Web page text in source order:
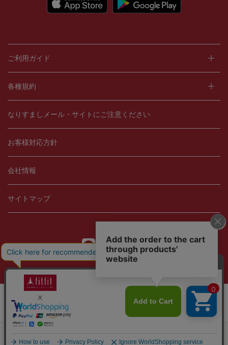
ご利用ガイド
各種規約
なりすましメール・サイトにご注意ください
お客様対応方針
会社情報
サイトマップ
当サイトではCookieを使用します。Cookieの使用に関する詳細は「
プライバシー規約」をご覧ください。
OK